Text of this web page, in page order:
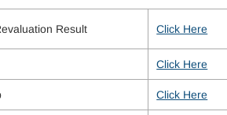
Result Click Here
Click Here
Click Here